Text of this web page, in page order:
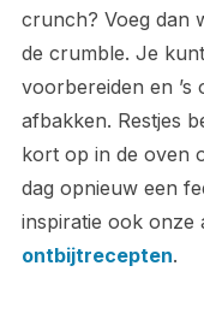
crunch? Voeg dan
de crumble. Je
voorbereiden en ’s
afbakken. Restjes
kort op in de oven
dag opnieuw een
inspiratie ook onze
ontbijtrecepten.